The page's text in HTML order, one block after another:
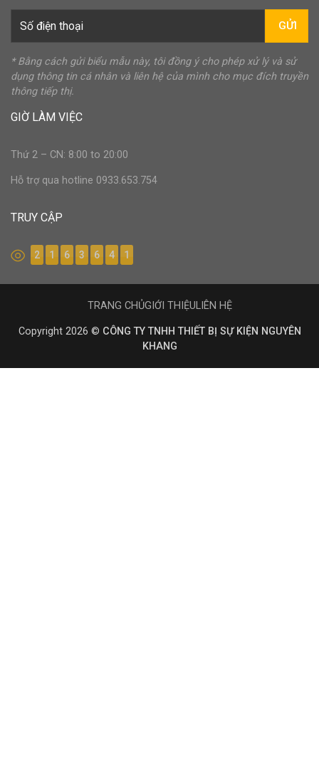
GỬI
* Bằng cách gửi biểu mẫu này, tôi đồng ý cho phép xử lý và sử
dụng thông tin cá nhân và liên hệ của mình cho mục đích truyền
thông tiếp thị.
GIỜ LÀM VIỆC
Thứ 2 – CN: 8:00 to 20:00
Hỗ trợ qua hotline 0933.653.754
TRUY CẬP
2 1 6 3 6 4 1
Copyright 2026 © CÔNG TY TNHH THIẾT BỊ SỰ KIỆN NGUYÊN
KHANG
TRANG CHỦGIỚI THIỆULIÊN HỆ